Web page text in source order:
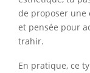
de proposer une
et pensée pour
trahir.
En pratique, ce